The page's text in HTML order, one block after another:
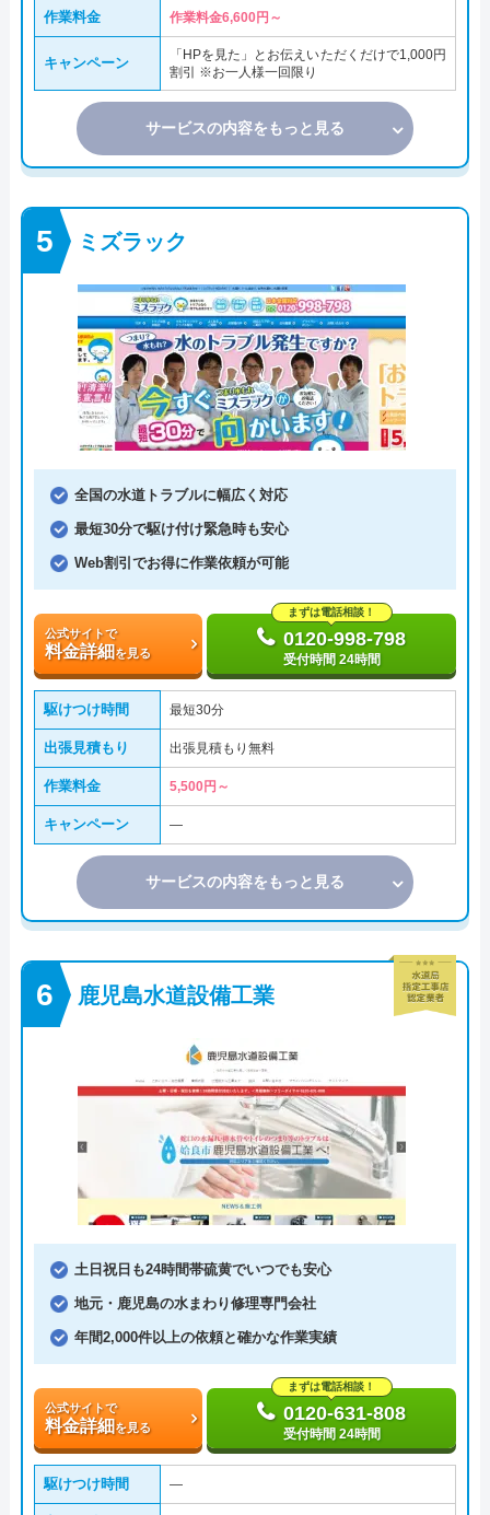
作業料金 作業料金6,600円～
キャンペーン
「HPを見た」とお伝えいただくだけで1,000円
割引 ※お一人様一回限り
サービスの内容をもっと見る
ミズラック
全国の水道トラブルに幅広く対応
最短30分で駆け付け緊急時も安心
Web割引でお得に作業依頼が可能
公式サイトで
料金詳細を見る
まずは電話相談！
0120-998-798
受付時間 24時間
駆けつけ時間 最短30分
出張見積もり 出張見積もり無料
作業料金 5,500円～
キャンペーン ―
サービスの内容をもっと見る
鹿児島水道設備工業
土日祝日も24時間帯硫黄でいつでも安心
地元・鹿児島の水まわり修理専門会社
年間2,000件以上の依頼と確かな作業実績
公式サイトで
料金詳細を見る
まずは電話相談！
0120-631-808
受付時間 24時間
駆けつけ時間 ―